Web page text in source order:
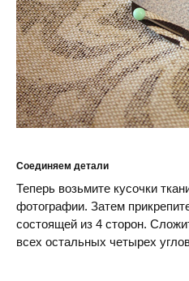
Соединяем детали
Теперь возьмите кусочки
фотографии. Затем
состоящей из 4 сторон.
всех остальных четырех